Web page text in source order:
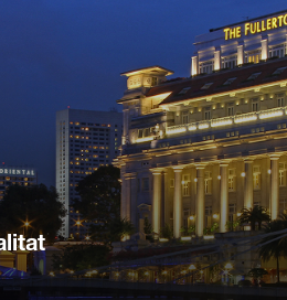
aspirador autònom) pot